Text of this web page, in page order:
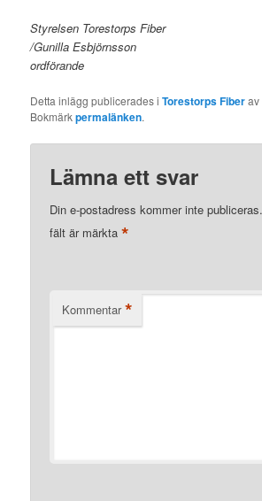
Styrelsen Torestorps Fiber
/Gunilla Esbjörnsson
ordförande
Detta inlägg publicerades iTorestorps Fiberav
Bokmärkpermalänken.
Lämna ett svar
Din e-postadress kommer inte publiceras.
fält är märkta*
Kommentar *